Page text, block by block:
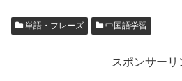
単語・フレーズ 中国語学習
スポンサーリ